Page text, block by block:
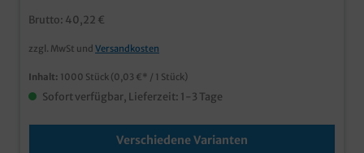
im Karton *Bitte beachten Sie dass ein SUP Logo
Neutraldruck gilt.
Brutto: 40,22 €
zzgl. MwSt und Versandkosten
Inhalt: 1000 Stück (0,03 €* / 1 Stück)
Sofort verfügbar, Lieferzeit: 1-3 Tage
Verschiedene Varianten